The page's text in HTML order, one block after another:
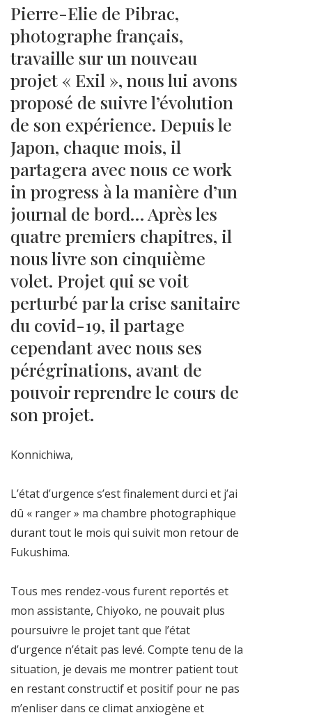
Pierre-Elie de Pibrac,
photographe français,
travaille sur un nouveau
projet « Exil », nous lui avons
proposé de suivre l’évolution
de son expérience. Depuis le
Japon, chaque mois, il
partagera avec nous ce work
in progress à la manière d’un
journal de bord… Après les
quatre premiers chapitres, il
nous livre son cinquième
volet. Projet qui se voit
perturbé par la crise sanitaire
du covid-19, il partage
cependant avec nous ses
pérégrinations, avant de
pouvoir reprendre le cours de
son projet.
Konnichiwa,
L’état d’urgence s’est finalement durci et j’ai
dû « ranger » ma chambre photographique
durant tout le mois qui suivit mon retour de
Fukushima.
Tous mes rendez-vous furent reportés et
mon assistante, Chiyoko, ne pouvait plus
poursuivre le projet tant que l’état
d’urgence n’était pas levé. Compte tenu de la
situation, je devais me montrer patient tout
en restant constructif et positif pour ne pas
m’enliser dans ce climat anxiogène et